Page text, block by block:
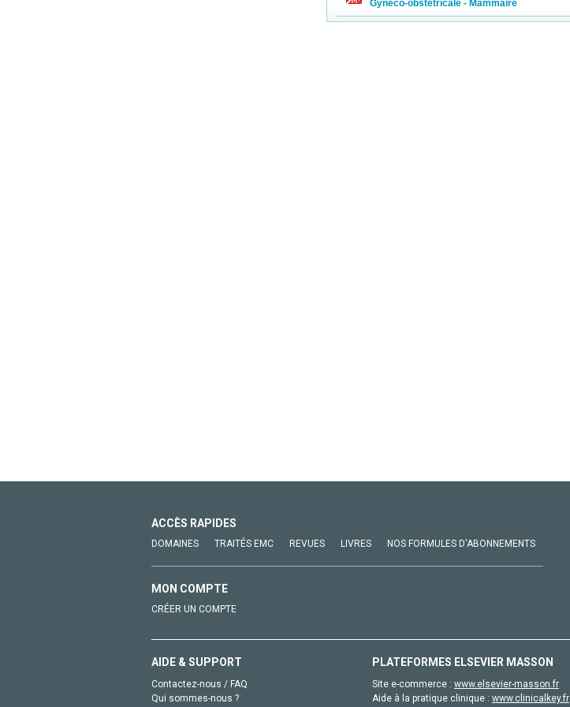
Gynéco-obstétricale - Mammaire
ACCÈS RAPIDES
DOMAINES TRAITÉS EMC REVUES LIVRES NOS FORMULES D'ABONNEMENTS
MON COMPTE
CRÉER UN COMPTE
AIDE & SUPPORT
Contactez-nous / FAQ
Qui sommes-nous ?
PLATEFORMES ELSEVIER MASSON
Site e-commerce : www.elsevier-masson.fr
Aide à la pratique clinique : www.clinicalkey.fr